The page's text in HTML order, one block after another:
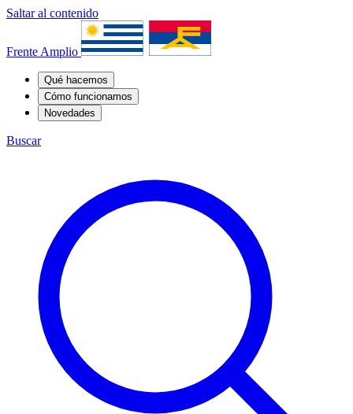
Saltar al contenido
Frente Amplio
Qué hacemos
Cómo funcionamos
Novedades
Buscar